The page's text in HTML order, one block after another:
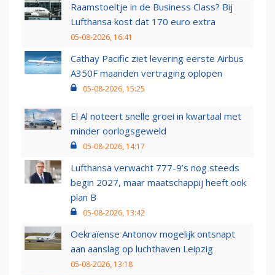
Raamstoeltje in de Business Class? Bij
Lufthansa kost dat 170 euro extra
05-08-2026, 16:41
Cathay Pacific ziet levering eerste Airbus
A350F maanden vertraging oplopen
05-08-2026, 15:25
El Al noteert snelle groei in kwartaal met
minder oorlogsgeweld
05-08-2026, 14:17
Lufthansa verwacht 777-9’s nog steeds
begin 2027, maar maatschappij heeft ook
plan B
05-08-2026, 13:42
Oekraïense Antonov mogelijk ontsnapt
aan aanslag op luchthaven Leipzig
05-08-2026, 13:18